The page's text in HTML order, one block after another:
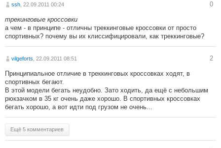
ssh , 22.09.2011 00:24 0
трекинговые кроссовки
а чем - в принципе - отличны треккинговые кроссовки от просто
спортивных? почему вы их клиссифицировали, как треккинговые?
vilgeforts , 22.09.2011 08:51 2
Принципиальное отличие в треккинговых кроссовках ходят, в
спортивных бегают.
В этой модели бегать неудобно. Зато ходить, да ещё с небольшим
рюкзачком в 35 кг очень даже хорошо. В спортивных кроссовках
бегать хорошо, а вот идти под грузом не очень...
Ещё 5 комментариев